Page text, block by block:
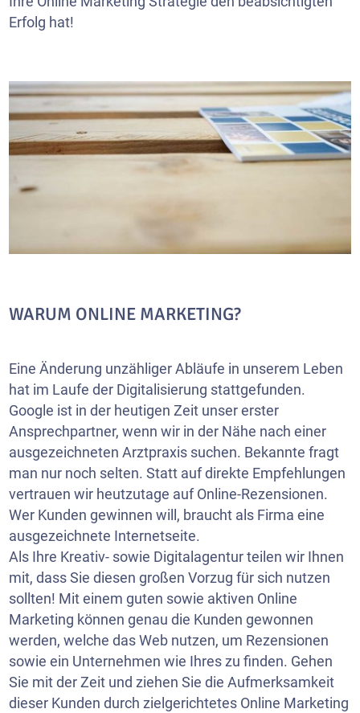
Erfolg hat!
WARUM ONLINE MARKETING?
Eine Änderung unzähliger Abläufe in unserem Leben
hat im Laufe der Digitalisierung stattgefunden.
Google ist in der heutigen Zeit unser erster
Ansprechpartner, wenn wir in der Nähe nach einer
ausgezeichneten Arztpraxis suchen. Bekannte fragt
man nur noch selten. Statt auf direkte Empfehlungen
vertrauen wir heutzutage auf Online-Rezensionen.
Wer Kunden gewinnen will, braucht als Firma eine
ausgezeichnete Internetseite.
Als Ihre Kreativ- sowie Digitalagentur teilen wir Ihnen
mit, dass Sie diesen großen Vorzug für sich nutzen
sollten! Mit einem guten sowie aktiven Online
Marketing können genau die Kunden gewonnen
werden, welche das Web nutzen, um Rezensionen
sowie ein Unternehmen wie Ihres zu finden. Gehen
Sie mit der Zeit und ziehen Sie die Aufmerksamkeit
dieser Kunden durch zielgerichtetes Online Marketing